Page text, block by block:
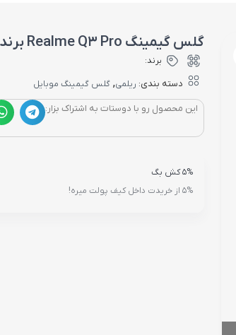
گلس گیمینگ Realme Q3 Pro برند SunShine
برند:
دسته بندی: ریلمی, گلس گیمینگ موبایل
این محصول رو با دوستات به اشتراک بزار:
5% کش بگ
5% از خریدت داخل کیف پولت میره!